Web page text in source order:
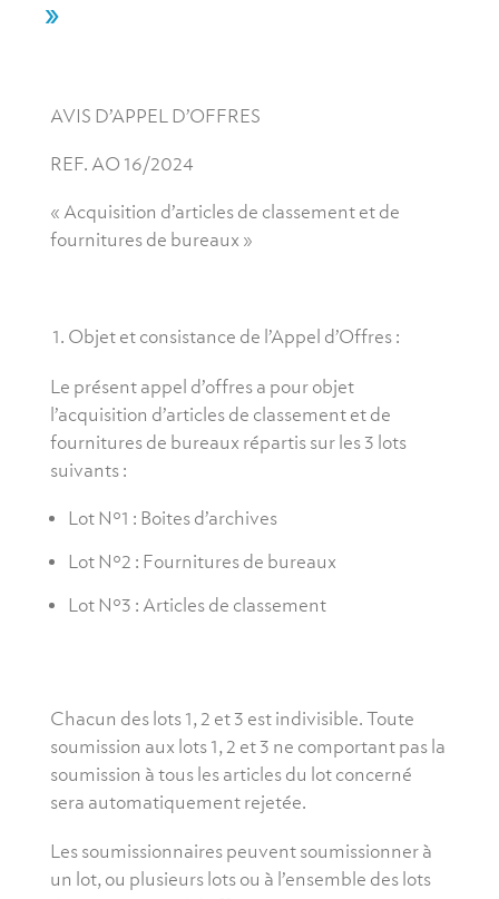
»
AVIS D’APPEL D’OFFRES
REF. AO 16/2024
« Acquisition d’articles de classement et de
fournitures de bureaux »
Objet et consistance de l’Appel d’Offres :
Le présent appel d’offres a pour objet
l’acquisition d’articles de classement et de
fournitures de bureaux répartis sur les 3 lots
suivants :
Lot N°1 : Boites d’archives
Lot N°2 : Fournitures de bureaux
Lot N°3 : Articles de classement
Chacun des lots 1, 2 et 3 est indivisible. Toute
soumission aux lots 1, 2 et 3 ne comportant pas la
soumission à tous les articles du lot concerné
sera automatiquement rejetée.
Les soumissionnaires peuvent soumissionner à
un lot, ou plusieurs lots ou à l’ensemble des lots